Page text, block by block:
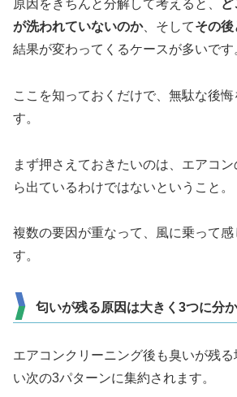
原因をきちんと分解して考えると、
が洗われていないのか、そしてその
結果が変わってくるケースが多いです
ここを知っておくだけで、無駄な後悔
す。
まず押さえておきたいのは、エアコ
ら出ているわけではないということ。
複数の要因が重なって、風に乗って
す。
匂いが残る原因は大きく3つに分
エアコンクリーニング後も臭いが残
い次の3パターンに集約されます。